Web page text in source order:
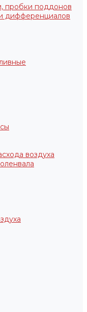
пробки поддонов
дифференциалов
воздуха